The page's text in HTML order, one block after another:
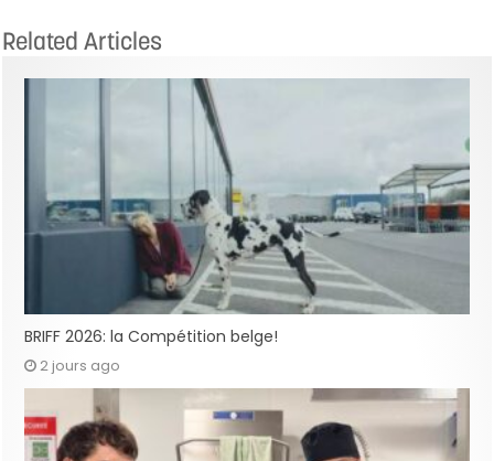
Related Articles
BRIFF 2026: la Compétition belge!
2 jours ago